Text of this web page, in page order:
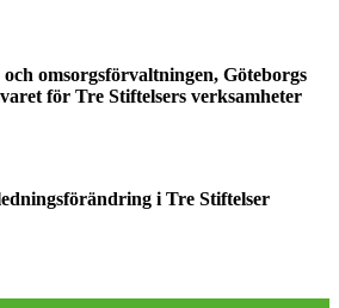
omsorgsförvaltningen, Göteborgs
för Tre Stiftelsers verksamheter
i Tre Stiftelser